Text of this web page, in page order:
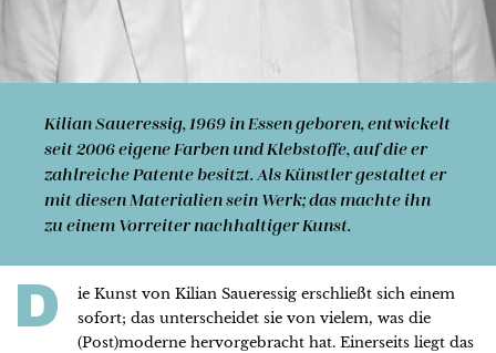
Kilian Saueressig, 1969 in Essen geboren, entwickelt
seit 2006 eigene Farben und Klebstoffe, auf die er
zahlreiche Patente besitzt. Als Künstler gestaltet er
mit diesen Materialien sein Werk; das machte ihn
zu einem Vorreiter nachhaltiger Kunst.
D
ie Kunst von Kilian Saueressig erschließt sich einem
sofort; das unterscheidet sie von vielem, was die
(Post)moderne hervorgebracht hat. Einerseits liegt das